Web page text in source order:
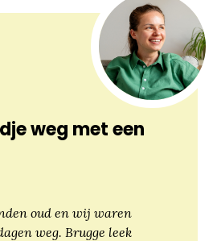
weg met een
oud en wij waren
weg. Brugge leek